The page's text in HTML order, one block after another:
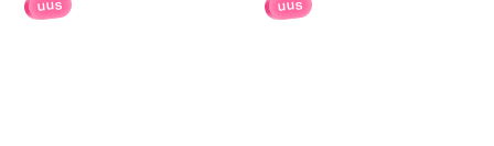
uus uus